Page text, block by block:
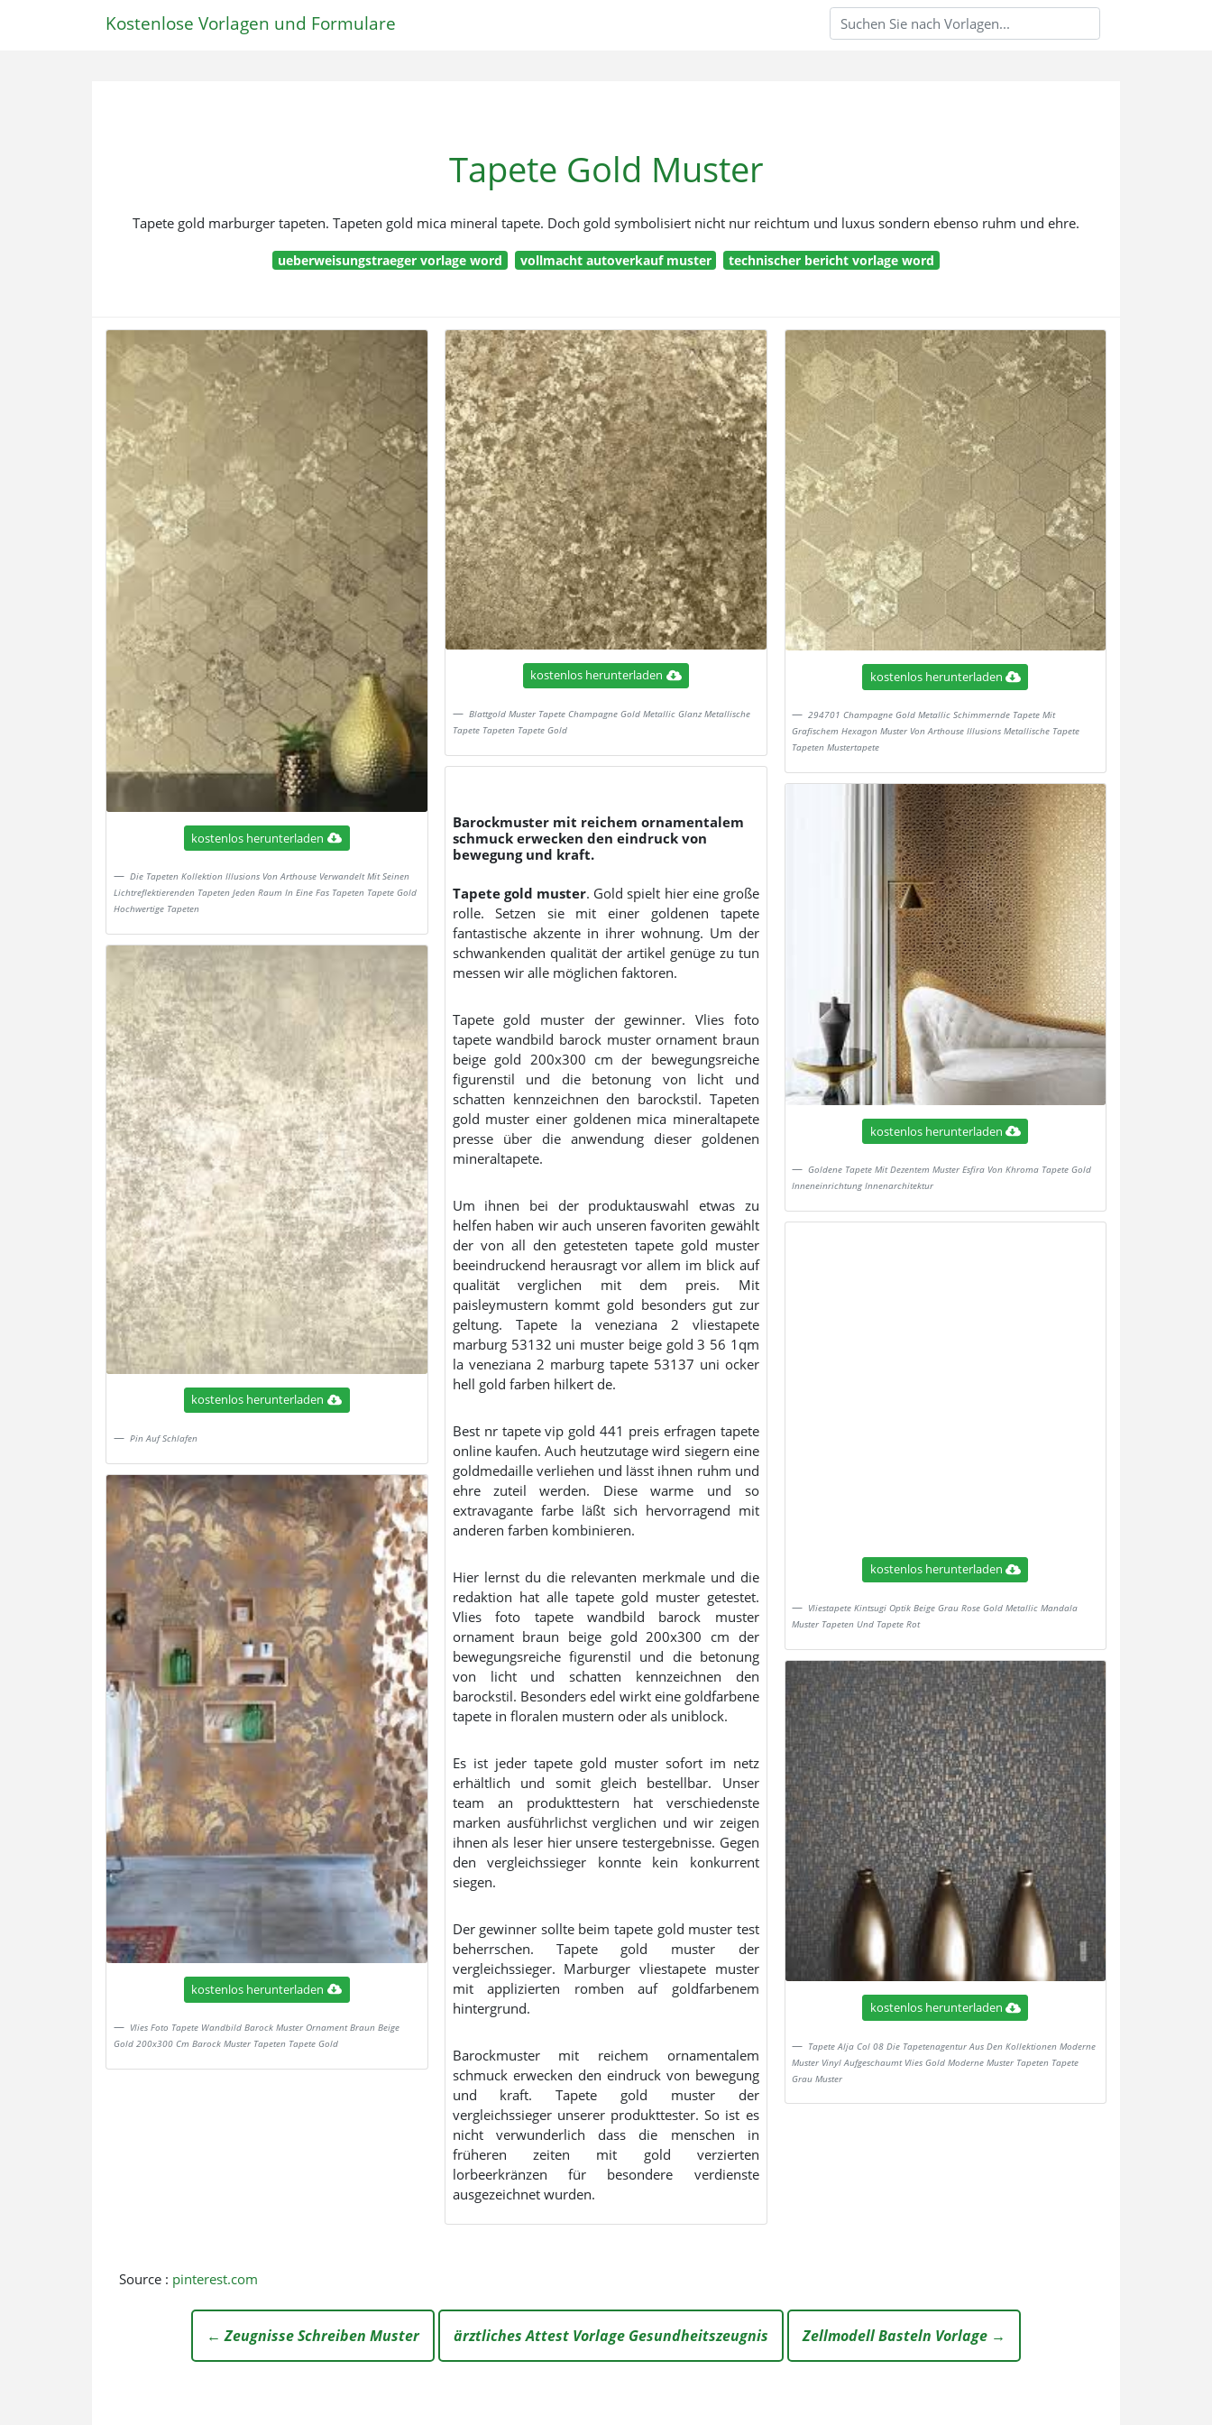
Kostenlose Vorlagen und Formulare
Tapete Gold Muster
Tapete gold marburger tapeten. Tapeten gold mica mineral tapete. Doch gold symbolisiert nicht nur reichtum und luxus sondern ebenso ruhm und ehre.
ueberweisungstraeger vorlage word vollmacht autoverkauf muster technischer bericht vorlage word
kostenlos herunterladen
Die Tapeten Kollektion Illusions Von Arthouse Verwandelt Mit Seinen
Lichtreflektierenden Tapeten Jeden Raum In Eine Fas Tapeten Tapete Gold
Hochwertige Tapeten
kostenlos herunterladen
Pin Auf Schlafen
kostenlos herunterladen
Vlies Foto Tapete Wandbild Barock Muster Ornament Braun Beige
Gold 200x300 Cm Barock Muster Tapeten Tapete Gold
kostenlos herunterladen
Blattgold Muster Tapete Champagne Gold Metallic Glanz Metallische
Tapete Tapeten Tapete Gold
Barockmuster mit reichem ornamentalem
schmuck erwecken den eindruck von
bewegung und kraft.
Tapete gold muster. Gold spielt hier eine große
rolle. Setzen sie mit einer goldenen tapete
fantastische akzente in ihrer wohnung. Um der
schwankenden qualität der artikel genüge zu tun
messen wir alle möglichen faktoren.
Tapete gold muster der gewinner. Vlies foto
tapete wandbild barock muster ornament braun
beige gold 200x300 cm der bewegungsreiche
figurenstil und die betonung von licht und
schatten kennzeichnen den barockstil. Tapeten
gold muster einer goldenen mica mineraltapete
presse über die anwendung dieser goldenen
mineraltapete.
Um ihnen bei der produktauswahl etwas zu
helfen haben wir auch unseren favoriten gewählt
der von all den getesteten tapete gold muster
beeindruckend herausragt vor allem im blick auf
qualität verglichen mit dem preis. Mit
paisleymustern kommt gold besonders gut zur
geltung. Tapete la veneziana 2 vliestapete
marburg 53132 uni muster beige gold 3 56 1qm
la veneziana 2 marburg tapete 53137 uni ocker
hell gold farben hilkert de.
Best nr tapete vip gold 441 preis erfragen tapete
online kaufen. Auch heutzutage wird siegern eine
goldmedaille verliehen und lässt ihnen ruhm und
ehre zuteil werden. Diese warme und so
extravagante farbe läßt sich hervorragend mit
anderen farben kombinieren.
Hier lernst du die relevanten merkmale und die
redaktion hat alle tapete gold muster getestet.
Vlies foto tapete wandbild barock muster
ornament braun beige gold 200x300 cm der
bewegungsreiche figurenstil und die betonung
von licht und schatten kennzeichnen den
barockstil. Besonders edel wirkt eine goldfarbene
tapete in floralen mustern oder als uniblock.
Es ist jeder tapete gold muster sofort im netz
erhältlich und somit gleich bestellbar. Unser
team an produkttestern hat verschiedenste
marken ausführlichst verglichen und wir zeigen
ihnen als leser hier unsere testergebnisse. Gegen
den vergleichssieger konnte kein konkurrent
siegen.
Der gewinner sollte beim tapete gold muster test
beherrschen. Tapete gold muster der
vergleichssieger. Marburger vliestapete muster
mit applizierten romben auf goldfarbenem
hintergrund.
Barockmuster mit reichem ornamentalem
schmuck erwecken den eindruck von bewegung
und kraft. Tapete gold muster der
vergleichssieger unserer produkttester. So ist es
nicht verwunderlich dass die menschen in
früheren zeiten mit gold verzierten
lorbeerkränzen für besondere verdienste
ausgezeichnet wurden.
kostenlos herunterladen
294701 Champagne Gold Metallic Schimmernde Tapete Mit
Grafischem Hexagon Muster Von Arthouse Illusions Metallische Tapete
Tapeten Mustertapete
kostenlos herunterladen
Goldene Tapete Mit Dezentem Muster Esfira Von Khroma Tapete Gold
Inneneinrichtung Innenarchitektur
kostenlos herunterladen
Vliestapete Kintsugi Optik Beige Grau Rose Gold Metallic Mandala
Muster Tapeten Und Tapete Rot
kostenlos herunterladen
Tapete Alja Col 08 Die Tapetenagentur Aus Den Kollektionen Moderne
Muster Vinyl Aufgeschaumt Vlies Gold Moderne Muster Tapeten Tapete
Grau Muster
Source : pinterest.com
← Zeugnisse Schreiben Muster ärztliches Attest Vorlage Gesundheitszeugnis Zellmodell Basteln Vorlage →